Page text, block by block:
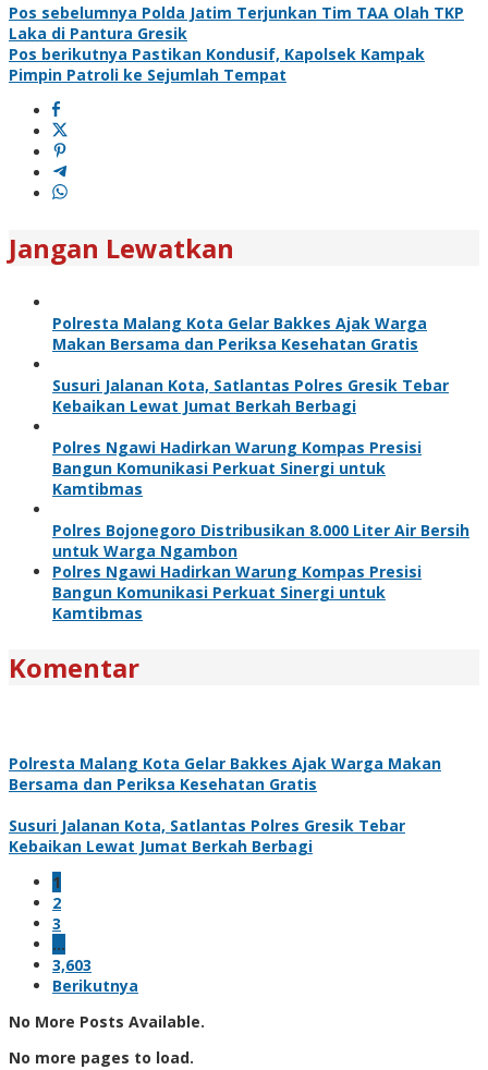
Pos sebelumnya Polda Jatim Terjunkan Tim TAA Olah TKP
Laka di Pantura Gresik
Pos berikutnya Pastikan Kondusif, Kapolsek Kampak
Pimpin Patroli ke Sejumlah Tempat
Jangan Lewatkan
Polresta Malang Kota Gelar Bakkes Ajak Warga
Makan Bersama dan Periksa Kesehatan Gratis
Susuri Jalanan Kota, Satlantas Polres Gresik Tebar
Kebaikan Lewat Jumat Berkah Berbagi
Polres Ngawi Hadirkan Warung Kompas Presisi
Bangun Komunikasi Perkuat Sinergi untuk
Kamtibmas
Polres Bojonegoro Distribusikan 8.000 Liter Air Bersih
untuk Warga Ngambon
Polres Ngawi Hadirkan Warung Kompas Presisi
Bangun Komunikasi Perkuat Sinergi untuk
Kamtibmas
Komentar
Polresta Malang Kota Gelar Bakkes Ajak Warga Makan
Bersama dan Periksa Kesehatan Gratis
Susuri Jalanan Kota, Satlantas Polres Gresik Tebar
Kebaikan Lewat Jumat Berkah Berbagi
1
2
3
…
3,603
Berikutnya
No More Posts Available.
No more pages to load.